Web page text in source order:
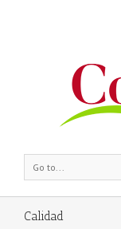
Go to...
Calidad